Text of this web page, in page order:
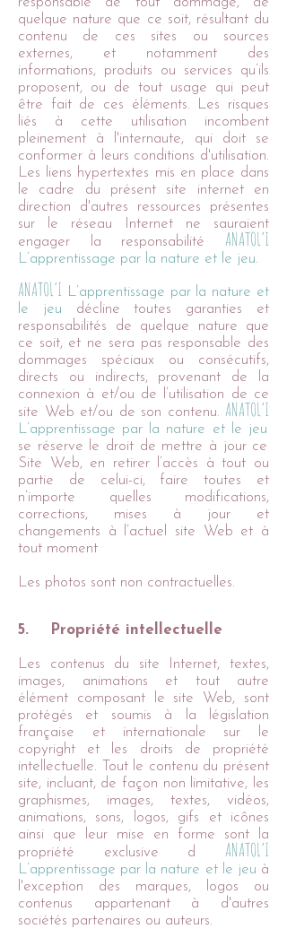
quelque nature que ce soit, résultant du
contenu de ces sites ou sources
externes, et notamment des
informations, produits ou services qu’ils
proposent, ou de tout usage qui peut
être fait de ces éléments. Les risques
liés à cette utilisation incombent
pleinement à l'internaute, qui doit se
conformer à leurs conditions d'utilisation.
Les liens hypertextes mis en place dans
le cadre du présent site internet en
direction d'autres ressources présentes
sur le réseau Internet ne sauraient
engager la responsabilité ANATOL’I
L’apprentissage par la nature et le jeu.
ANATOL’I L’apprentissage par la nature et
le jeu décline toutes garanties et
responsabilités de quelque nature que
ce soit, et ne sera pas responsable des
dommages spéciaux ou consécutifs,
directs ou indirects, provenant de la
connexion à et/ou de l’utilisation de ce
site Web et/ou de son contenu. ANATOL’I
L’apprentissage par la nature et le jeu
se réserve le droit de mettre à jour ce
Site Web, en retirer l’accès à tout ou
partie de celui-ci, faire toutes et
n’importe quelles modifications,
corrections, mises à jour et
changements à l’actuel site Web et à
tout moment
Les photos sont non contractuelles.
5. Propriété intellectuelle
Les contenus du site Internet, textes,
images, animations et tout autre
élément composant le site Web, sont
protégés et soumis à la législation
française et internationale sur le
copyright et les droits de propriété
intellectuelle. Tout le contenu du présent
site, incluant, de façon non limitative, les
graphismes, images, textes, vidéos,
animations, sons, logos, gifs et icônes
ainsi que leur mise en forme sont la
propriété exclusive d ANATOL’I
L’apprentissage par la nature et le jeu à
l'exception des marques, logos ou
contenus appartenant à d'autres
sociétés partenaires ou auteurs.